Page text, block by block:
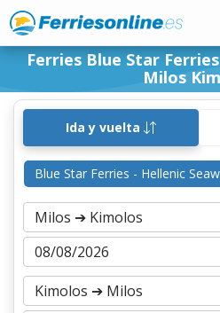
Ferries Blue Star
Milos
Ida y vuelta
Blue Star Ferries - Hellenic